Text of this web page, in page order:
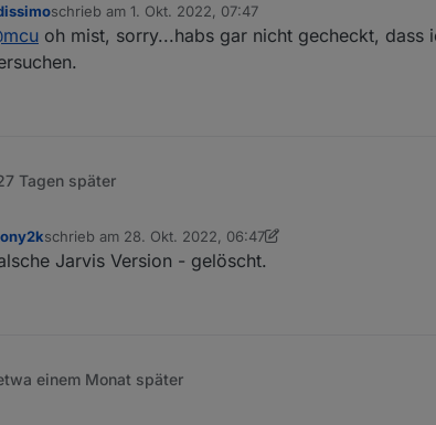
Hast du den wirklich die Version v2 von jarvis im
Dann bitte zukünftig den Thread nutzen:
schrieb am 1. Okt. 2022, 07:47
zuletzt editiert von
mcu oh mist, sorry...habs gar nicht gecheckt,
Tagen später
schrieb am 28. Okt. 2022, 06:47
zuletzt editiert von stony2k
Jarvis Version - gelöscht.
einem Monat später